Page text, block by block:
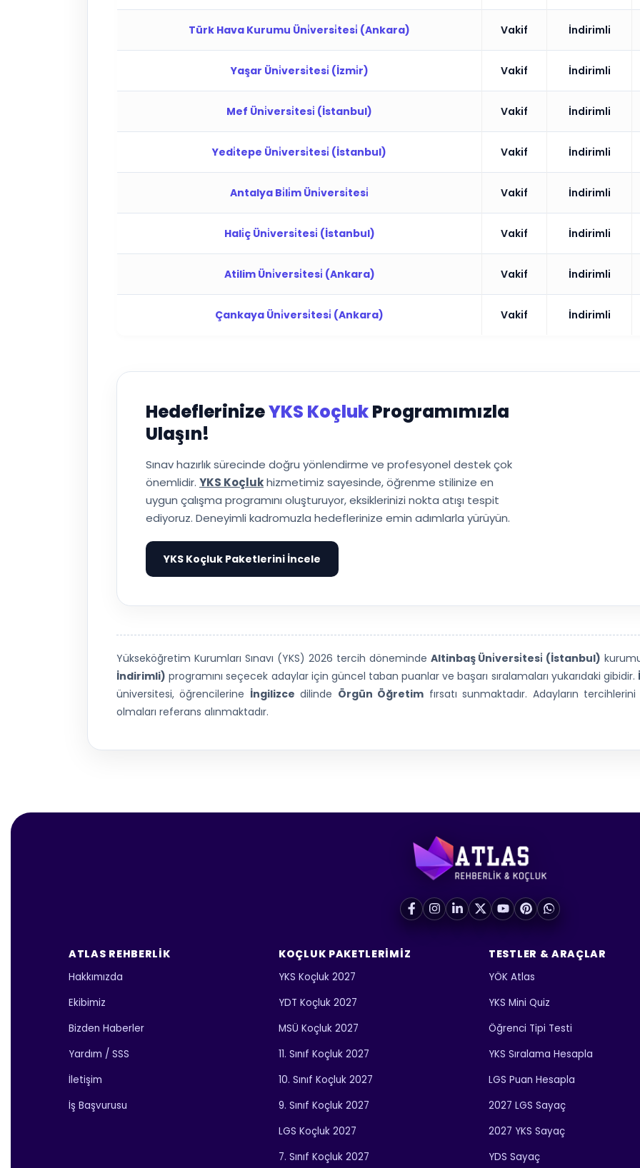
Türk Hava Kurumu Üni̇versi̇tesi̇ (Ankara) Vakif İndirimli
Yaşar Üni̇versi̇tesi̇ (İzmi̇r) Vakif İndirimli
Mef Üni̇versi̇tesi̇ (İstanbul) Vakif İndirimli
Yedi̇tepe Üni̇versi̇tesi̇ (İstanbul) Vakif İndirimli
Antalya Bi̇li̇m Üni̇versi̇tesi̇ Vakif İndirimli
Hali̇ç Üni̇versi̇tesi̇ (İstanbul) Vakif İndirimli
Atilim Üni̇versi̇tesi̇ (Ankara) Vakif İndirimli
Çankaya Üni̇versi̇tesi̇ (Ankara) Vakif İndirimli
HedeflerinizeYKS KoçlukProgramımızla
Ulaşın!
Sınav hazırlık sürecinde doğru yönlendirme ve profesyonel destek çok
önemlidir. YKS Koçlukhizmetimiz sayesinde, öğrenme stilinize en
uygun çalışma programını oluşturuyor, eksiklerinizi nokta atışı tespit
ediyoruz. Deneyimli kadromuzla hedeflerinize emin adımlarla yürüyün.
YKS Koçluk Paketlerini İncele
Yükseköğretim Kurumları Sınavı (YKS) 2026 tercih döneminde Altinbaş Üni̇versi̇tesi̇ (İstanbul)
İndirimli) programını seçecek adaylar için güncel taban puanlar ve başarı sıralamaları yukarıdaki gibidir.
üniversitesi, öğrencilerine İngilizce dilinde Örgün Öğretim fırsatı sunmaktadır. Adayların
olmaları referans alınmaktadır.
ATLAS REHBERLIK
Hakkımızda
Ekibimiz
Bizden Haberler
Yardım / SSS
İletişim
İş Başvurusu
KOÇLUK PAKETLERIMIZ
YKS Koçluk 2027
YDT Koçluk 2027
MSÜ Koçluk 2027
11. Sınıf Koçluk 2027
10. Sınıf Koçluk 2027
9. Sınıf Koçluk 2027
LGS Koçluk 2027
7. Sınıf Koçluk 2027
TESTLER & ARAÇLAR
YÖK Atlas
YKS Mini Quiz
Öğrenci Tipi Testi
YKS Sıralama Hesapla
LGS Puan Hesapla
2027 LGS Sayaç
2027 YKS Sayaç
YDS Sayaç